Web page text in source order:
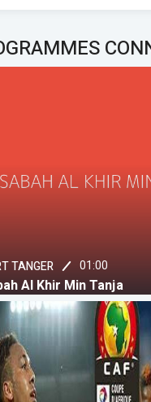
TANGER 01:00
Al Khir Min Tanja